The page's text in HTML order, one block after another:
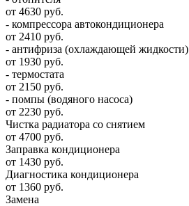
от 4630 руб.
- компрессора автокондиционера
от 2410 руб.
- антифриза (охлаждающей жидкости)
от 1930 руб.
- термостата
от 2150 руб.
- помпы (водяного насоса)
от 2230 руб.
Чистка радиатора со снятием
от 4700 руб.
Заправка кондиционера
от 1430 руб.
Диагностика кондиционера
от 1360 руб.
Замена